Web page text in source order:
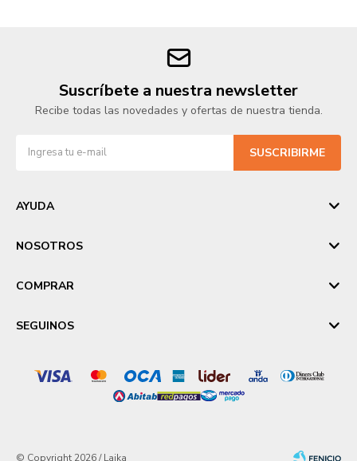
Suscríbete a nuestra newsletter
Recibe todas las novedades y ofertas de nuestra tienda.
SUSCRIBIRME
AYUDA
NOSOTROS
COMPRAR
SEGUINOS
© Copyright 2026 / Laika